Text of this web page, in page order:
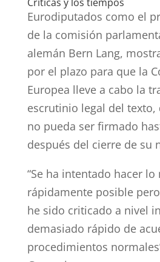
Eurodiputados como el
de la comisión
alemán Bern Lang,
por el plazo para que la
Europea lleve a cabo la
escrutinio legal del texto,
no pueda ser firmado
después del cierre de su
“Se ha intentado hacer lo
rápidamente posible
he sido criticado a nivel
demasiado rápido de
procedimientos